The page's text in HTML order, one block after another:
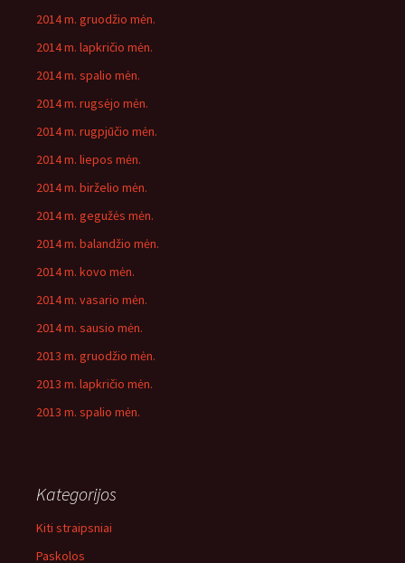
2014 m. gruodžio mėn.
2014 m. lapkričio mėn.
2014 m. spalio mėn.
2014 m. rugsėjo mėn.
2014 m. rugpjūčio mėn.
2014 m. liepos mėn.
2014 m. birželio mėn.
2014 m. gegužės mėn.
2014 m. balandžio mėn.
2014 m. kovo mėn.
2014 m. vasario mėn.
2014 m. sausio mėn.
2013 m. gruodžio mėn.
2013 m. lapkričio mėn.
2013 m. spalio mėn.
Kategorijos
Kiti straipsniai
Paskolos